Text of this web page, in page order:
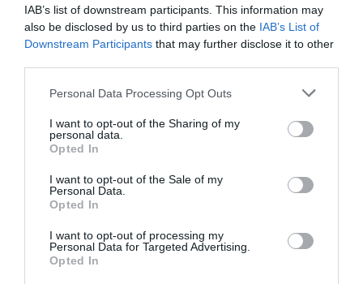
IAB’s list of downstream participants. This information may
also be disclosed by us to third parties on the IAB’s List of
Downstream Participants that may further disclose it to other
Please note that this website/app uses one or more Google
not limited to your visit or usage behaviour. You may click to
grant or deny consent to Google and its third-party tags to
use your data for below specified purposes in below Google
consent section.
Personal Data Processing Opt Outs
I want to opt-out of the Sharing of my
personal data.
Opted In
I want to opt-out of the Sale of my
Personal Data.
Opted In
I want to opt-out of processing my
Personal Data for Targeted Advertising.
Opted In